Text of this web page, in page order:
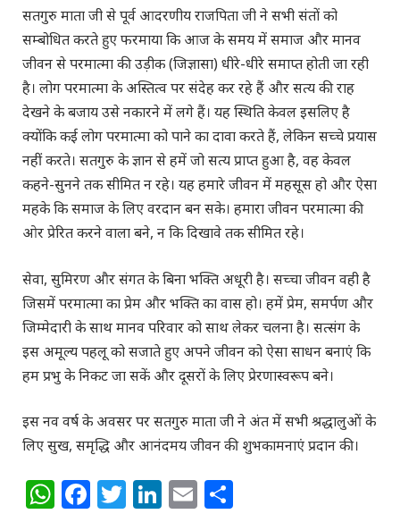
सतगुरु माता जी से पूर्व आदरणीय राजपिता जी ने सभी संतों को
सम्बोधित करते हुए फरमाया कि आज के समय में समाज और मानव
जीवन से परमात्मा की उड़ीक (जिज्ञासा) धीरे-धीरे समाप्त होती जा रही
है। लोग परमात्मा के अस्तित्व पर संदेह कर रहे हैं और सत्य की राह
देखने के बजाय उसे नकारने में लगे हैं। यह स्थिति केवल इसलिए है
क्योंकि कई लोग परमात्मा को पाने का दावा करते हैं, लेकिन सच्चे प्रयास
नहीं करते। सतगुरु के ज्ञान से हमें जो सत्य प्राप्त हुआ है, वह केवल
कहने-सुनने तक सीमित न रहे। यह हमारे जीवन में महसूस हो और ऐसा
महके कि समाज के लिए वरदान बन सके। हमारा जीवन परमात्मा की
ओर प्रेरित करने वाला बने, न कि दिखावे तक सीमित रहे।
सेवा, सुमिरण और संगत के बिना भक्ति अधूरी है। सच्चा जीवन वही है
जिसमें परमात्मा का प्रेम और भक्ति का वास हो। हमें प्रेम, समर्पण और
जिम्मेदारी के साथ मानव परिवार को साथ लेकर चलना है। सत्संग के
इस अमूल्य पहलू को सजाते हुए अपने जीवन को ऐसा साधन बनाएं कि
हम प्रभु के निकट जा सकें और दूसरों के लिए प्रेरणास्वरूप बने।
इस नव वर्ष के अवसर पर सतगुरु माता जी ने अंत में सभी श्रद्धालुओं के
लिए सुख, समृद्धि और आनंदमय जीवन की शुभकामनाएं प्रदान की।
WhatsApp
Facebook
Twitter
LinkedIn
Email